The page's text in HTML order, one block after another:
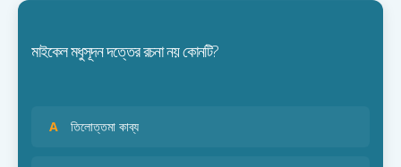
মাইকেল মধুসূদন দত্তের রচনা নয় কোনটি?
A তিলোত্তমা কাব্য